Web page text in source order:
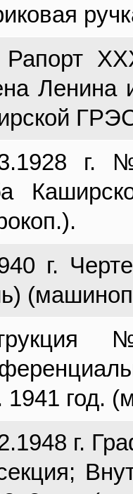
Ленина
г.
г.
год.
г.